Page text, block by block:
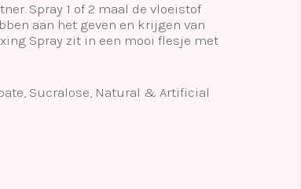
Spray 1 of 2 maal de vloeistof
aan het geven en krijgen van
Spray zit in een mooi flesje met
Sucralose, Natural & Artificial